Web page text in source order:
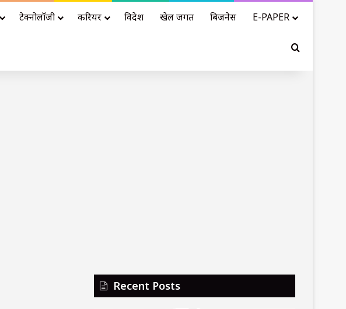
टेक्नोलॉजी करियर विदेश खेल जगत बिजनेस E-PAPER
Search for
Recent Posts